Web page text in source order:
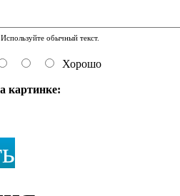
обычный текст.
Хорошо
картинке: